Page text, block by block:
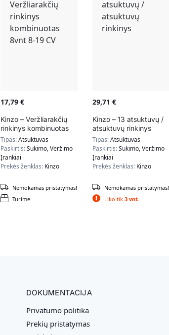
17,79 €
Kinzo – Veržliarakčių
rinkinys kombinuotas
8vnt 8-19 CV
Tipas:Atsuktuvas
Paskirtis:Sukimo, Veržimo
Įrankiai
Prekės ženklas: Kinzo
Turime
Nemokamas pristatymas!
29,71 €
Kinzo – 13 atsuktuvų /
atsuktuvų rinkinys
Tipas:Atsuktuvas
Paskirtis:Sukimo, Veržimo
Įrankiai
Prekės ženklas: Kinzo
Liko tik 3 vnt.
Nemokamas pristatymas!
DOKUMENTACIJA
Privatumo politika
Prekių pristatymas